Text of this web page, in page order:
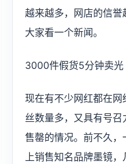
越来越多，网店的信
大家看一个新闻。
3000件假货5分钟卖
现在有不少网红都在
丝数量多，又具有号
售罄的情况。前不久，
上销售知名品牌墨镜